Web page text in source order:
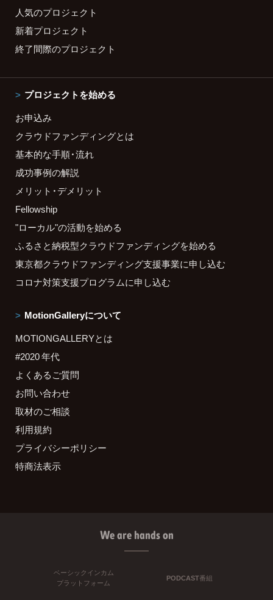
人気のプロジェクト
新着プロジェクト
終了間際のプロジェクト
プロジェクトを始める
お申込み
クラウドファンディングとは
基本的な手順・流れ
成功事例の解説
メリット・デメリット
Fellowship
"ローカル"の活動を始める
ふるさと納税型クラウドファンディングを始める
東京都クラウドファンディング支援事業に申し込む
コロナ対策支援プログラムに申し込む
MotionGalleryについて
MOTIONGALLERYとは
#2020 年代
よくあるご質問
お問い合わせ
取材のご相談
利用規約
プライバシーポリシー
特商法表示
We are hands on
ベーシックインカム
プラットフォーム
PODCAST番組